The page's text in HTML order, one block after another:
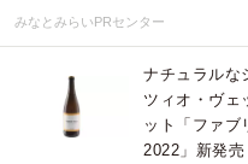
みなとみらいPRセンター
ナチュラルな
ツィオ・ヴェ
ット「ファブ
2022」新発売